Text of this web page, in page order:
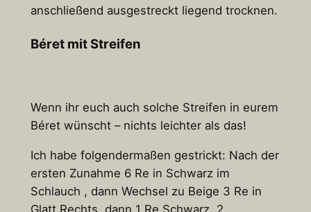
anschließend ausgestreckt liegend trocknen.
Béret mit Streifen
Wenn ihr euch auch solche Streifen in eurem
Béret wünscht – nichts leichter als das!
Ich habe folgendermaßen gestrickt: Nach der
ersten Zunahme 6 Re in Schwarz im
Schlauch , dann Wechsel zu Beige 3 Re in
Glatt Rechts, dann 1 Re Schwarz, 2.